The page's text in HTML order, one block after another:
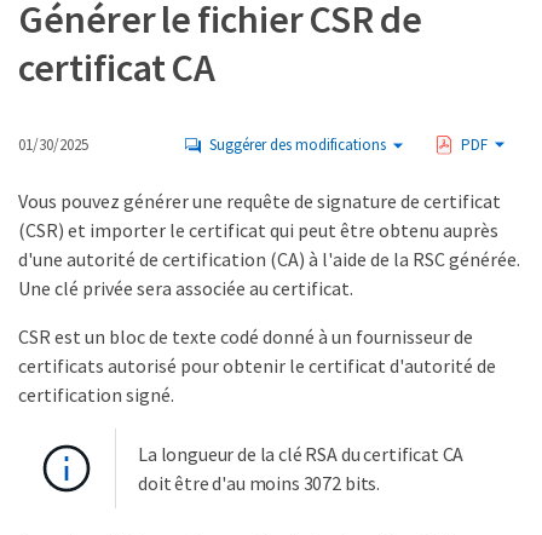
Générer le fichier CSR de
certificat CA
01/30/2025 Suggérer des modifications PDF
Vous pouvez générer une requête de signature de certificat
(CSR) et importer le certificat qui peut être obtenu auprès
d'une autorité de certification (CA) à l'aide de la RSC générée.
Une clé privée sera associée au certificat.
CSR est un bloc de texte codé donné à un fournisseur de
certificats autorisé pour obtenir le certificat d'autorité de
certification signé.
La longueur de la clé RSA du certificat CA
doit être d'au moins 3072 bits.